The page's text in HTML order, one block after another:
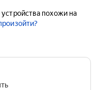
похожи на